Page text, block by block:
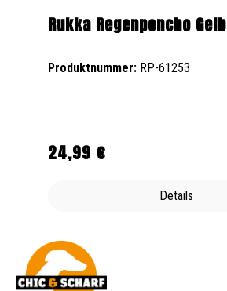
Rukka Regenponcho Gelb
Produktnummer: RP-61253
Regulärer Preis:
24,99 €
Details